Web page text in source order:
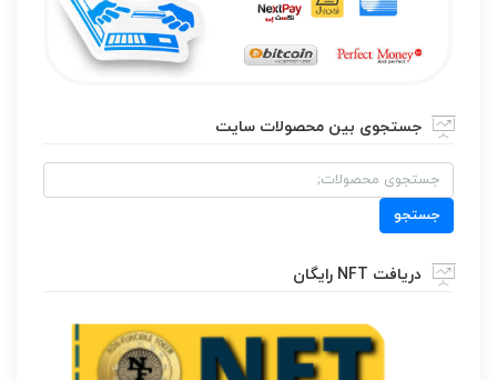
جستجوی بین محصولات سایت
جستجو
برای:
جستجو
دریافت NFT رایگان